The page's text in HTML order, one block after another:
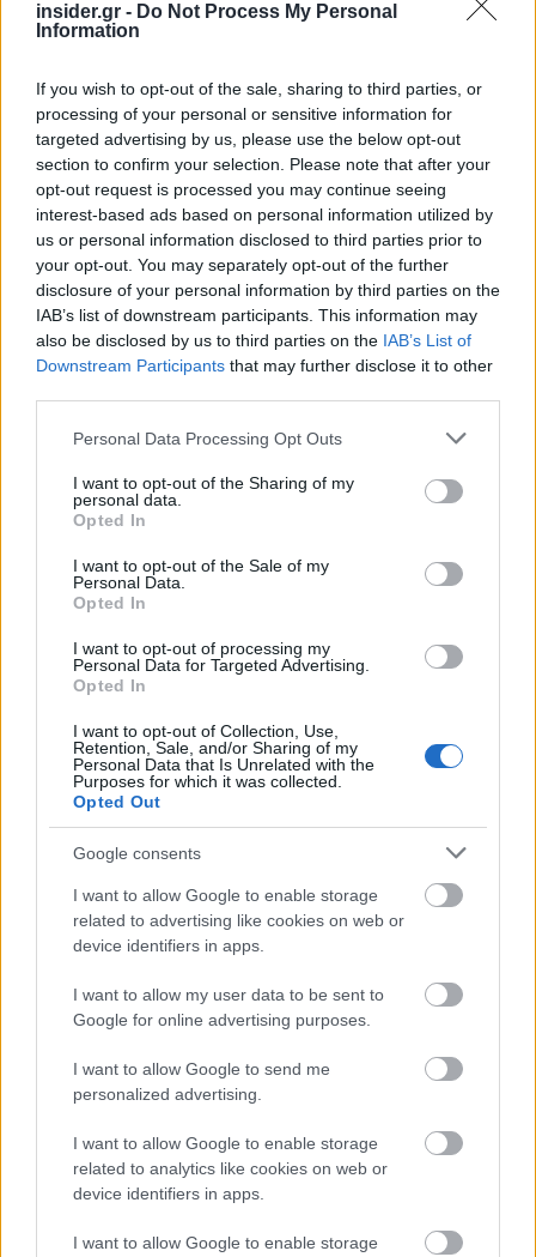
insider.gr - Do Not Process My Personal
Information
If you wish to opt-out of the sale, sharing to third parties, or
processing of your personal or sensitive information for
targeted advertising by us, please use the below opt-out
section to confirm your selection. Please note that after your
opt-out request is processed you may continue seeing
interest-based ads based on personal information utilized by
us or personal information disclosed to third parties prior to
your opt-out. You may separately opt-out of the further
disclosure of your personal information by third parties on the
IAB’s list of downstream participants. This information may
also be disclosed by us to third parties on the IAB’s List of
Downstream Participants that may further disclose it to other
Please note that this website/app uses one or more Google
not limited to your visit or usage behaviour. You may click to
grant or deny consent to Google and its third-party tags to
use your data for below specified purposes in below Google
consent section.
Personal Data Processing Opt Outs
I want to opt-out of the Sharing of my
personal data.
Opted In
I want to opt-out of the Sale of my
Personal Data.
Opted In
I want to opt-out of processing my
Personal Data for Targeted Advertising.
Opted In
I want to opt-out of Collection, Use,
Retention, Sale, and/or Sharing of my
Personal Data that Is Unrelated with the
Purposes for which it was collected.
Opted Out
Google consents
I want to allow Google to enable storage
related to advertising like cookies on web or
device identifiers in apps.
I want to allow my user data to be sent to
Google for online advertising purposes.
I want to allow Google to send me
personalized advertising.
I want to allow Google to enable storage
related to analytics like cookies on web or
device identifiers in apps.
I want to allow Google to enable storage
Ακολουθήστε τοinsider.gr στο Google News
πρώτοι όλες τιςειδήσειςαπό την Ελλάδα και τον κόσμο.
Διαβάζονται αυτή τη στιγμή